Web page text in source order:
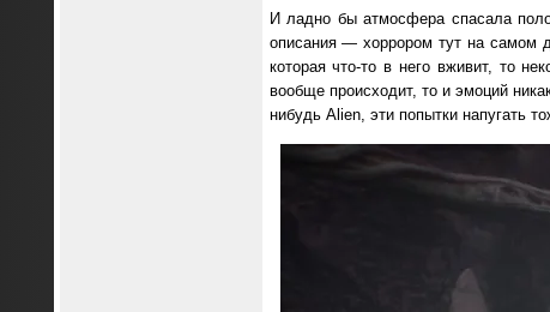
И ладно бы атмосфера спасала
описания — хоррором тут на самом
которая что-то в него вживит, то
вообще происходит, то и эмоций
нибудь Alien, эти попытки напугать